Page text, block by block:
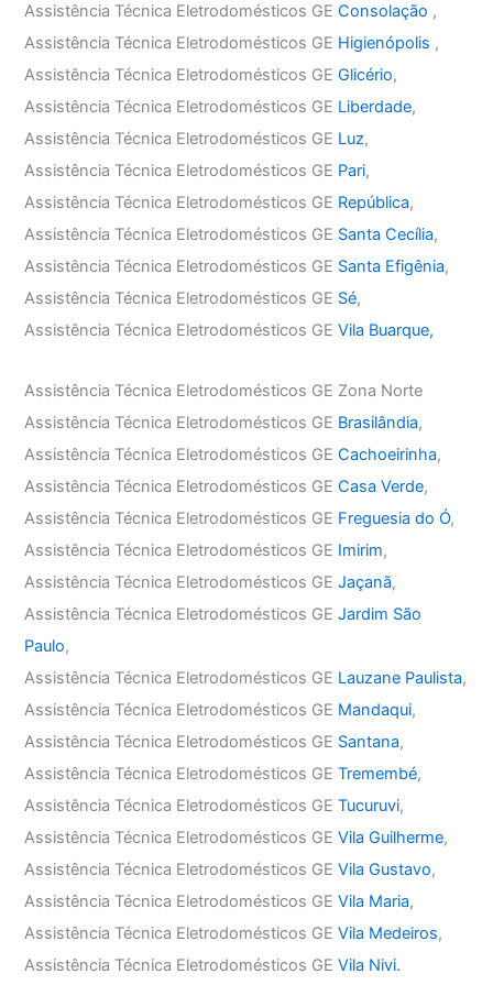
Assistência Técnica Eletrodomésticos GEConsolação ,
Assistência Técnica Eletrodomésticos GE Higienópolis ,
Assistência Técnica Eletrodomésticos GEGlicério,
Assistência Técnica Eletrodomésticos GE Liberdade,
Assistência Técnica Eletrodomésticos GE Luz,
Assistência Técnica Eletrodomésticos GE Pari,
Assistência Técnica Eletrodomésticos GE República,
Assistência Técnica Eletrodomésticos GE Santa Cecília,
Assistência Técnica Eletrodomésticos GE Santa Efigênia,
Assistência Técnica Eletrodomésticos GE Sé,
Assistência Técnica Eletrodomésticos GEVila Buarque,
Assistência Técnica Eletrodomésticos GE Zona Norte
Assistência Técnica Eletrodomésticos GE Brasilândia,
Assistência Técnica Eletrodomésticos GECachoeirinha,
Assistência Técnica Eletrodomésticos GECasa Verde,
Assistência Técnica Eletrodomésticos GE Freguesia do Ó,
Assistência Técnica Eletrodomésticos GE Imirim,
Assistência Técnica Eletrodomésticos GEJaçanã,
Assistência Técnica Eletrodomésticos GEJardim São
Paulo,
Assistência Técnica Eletrodomésticos GE Lauzane Paulista,
Assistência Técnica Eletrodomésticos GE Mandaqui,
Assistência Técnica Eletrodomésticos GE Santana,
Assistência Técnica Eletrodomésticos GETremembé,
Assistência Técnica Eletrodomésticos GETucuruvi,
Assistência Técnica Eletrodomésticos GEVila Guilherme,
Assistência Técnica Eletrodomésticos GEVila Gustavo,
Assistência Técnica Eletrodomésticos GEVila Maria,
Assistência Técnica Eletrodomésticos GEVila Medeiros,
Assistência Técnica Eletrodomésticos GEVila Nivi.